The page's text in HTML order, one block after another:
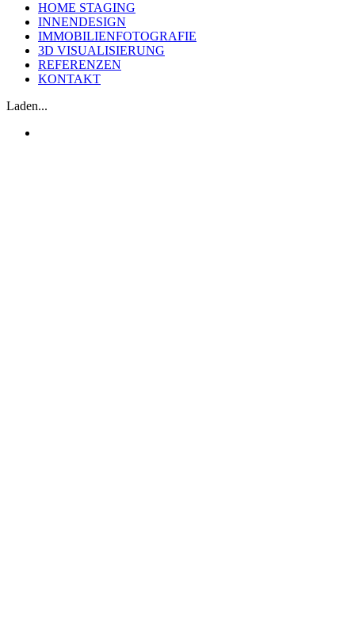
HOME STAGING
INNENDESIGN
IMMOBILIENFOTOGRAFIE
3D VISUALISIERUNG
REFERENZEN
KONTAKT
Laden...